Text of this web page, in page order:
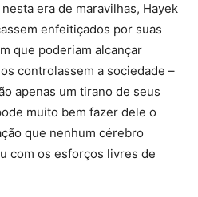
era de maravilhas, Hayek
enfeitiçados por suas
que poderiam alcançar
controlassem a sociedade –
apenas um tirano de seus
muito bem fazer dele o
que nenhum cérebro
com os esforços livres de